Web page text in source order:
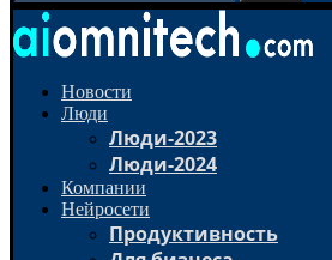
Новости
Люди
Люди-2023
Люди-2024
Компании
Нейросети
Продуктивность